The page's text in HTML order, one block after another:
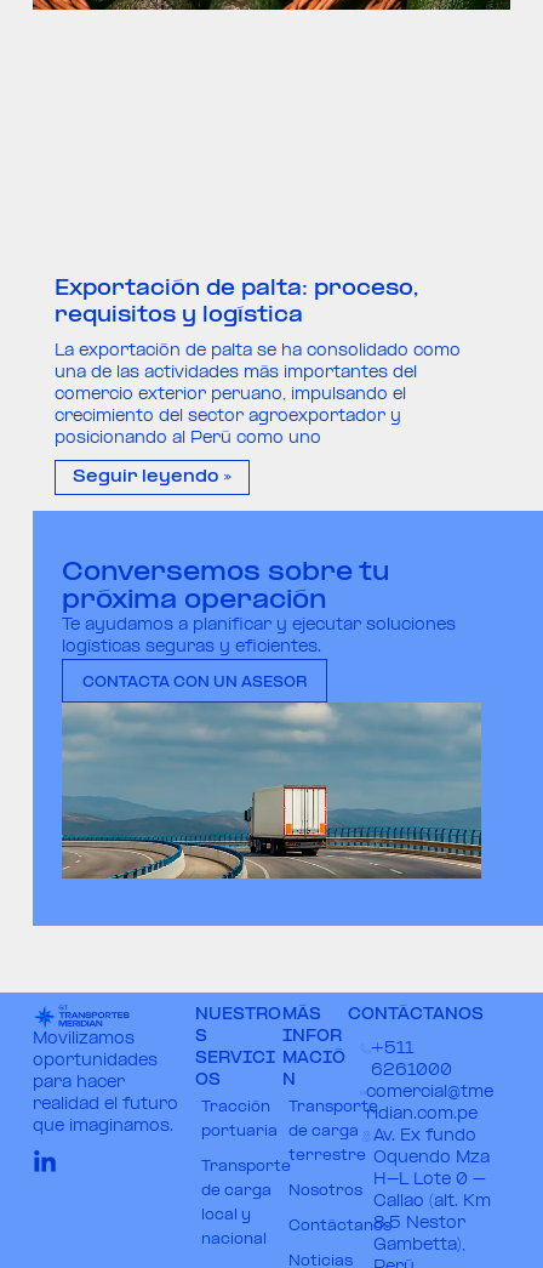
Exportación de palta: proceso,
requisitos y logística
La exportación de palta se ha consolidado como
una de las actividades más importantes del
comercio exterior peruano, impulsando el
crecimiento del sector agroexportador y
posicionando al Perú como uno
Seguir leyendo »
Conversemos sobre tu
próxima operación
Te ayudamos a planificar y ejecutar soluciones
logísticas seguras y eficientes.
CONTACTA CON UN ASESOR
Movilizamos
oportunidades
para hacer
realidad el futuro
que imaginamos.
NUESTRO
S
SERVICI
OS
Tracción
portuaria
Transporte
de carga
local y
nacional
MÁS
INFOR
MACIÓ
N
Transporte
de carga
terrestre
Nosotros
Contáctanos
Noticias
CONTÁCTANOS
+511
6261000​
comercial@tme
ridian.com.pe​
Av. Ex fundo
Oquendo Mza
H-L Lote 0 –
Callao (alt. Km
8.5 Nestor
Gambetta),